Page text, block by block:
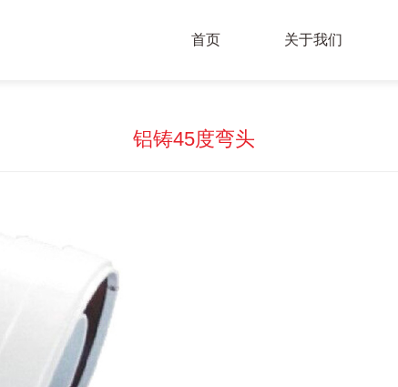
首页 关于我们
铝铸45度弯头